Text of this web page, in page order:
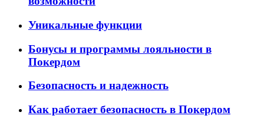
Уникальные функции
Бонусы и программы лояльности в
Покердом
Безопасность и надежность
Как работает безопасность в Покердом